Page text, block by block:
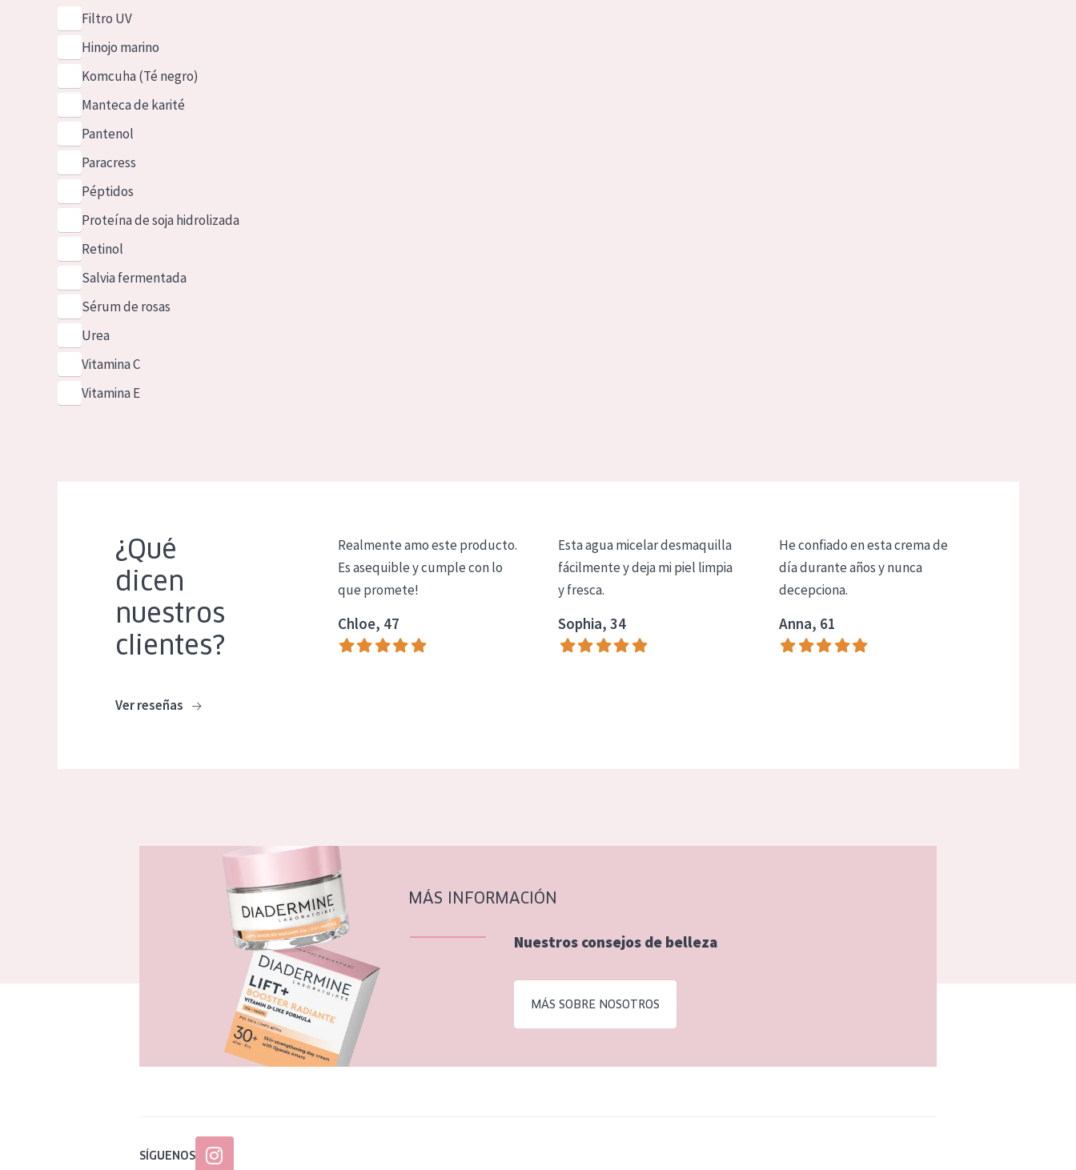
Filtro UV
Hinojo marino
Komcuha (Té negro)
Manteca de karité
Pantenol
Paracress
Péptidos
Proteína de soja hidrolizada
Retinol
Salvia fermentada
Sérum de rosas
Urea
Vitamina C
Vitamina E
¿Qué
dicen
nuestros
clientes?
Ver reseñas
Realmente amo este producto.
Es asequible y cumple con lo
que promete!
Chloe, 47
Esta agua micelar desmaquilla
fácilmente y deja mi piel limpia
y fresca.
Sophia, 34
He confiado en esta crema de
día durante años y nunca
decepciona.
Anna, 61
MÁS INFORMACIÓN
Nuestros consejos de belleza
MÁS SOBRE NOSOTROS
SÍGUENOS